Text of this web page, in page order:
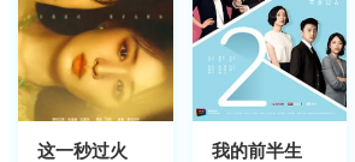
这一秒过火 我的前半生